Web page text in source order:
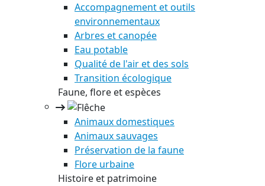
Accompagnement et outils
environnementaux
Arbres et canopée
Eau potable
Qualité de l'air et des sols
Transition écologique
Faune, flore et espèces
Animaux domestiques
Animaux sauvages
Préservation de la faune
Flore urbaine
Histoire et patrimoine